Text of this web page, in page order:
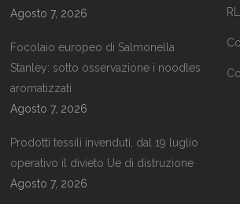
Agosto 7, 2026
Focolaio europeo di Salmonella
Stanley: sotto osservazione i noodles
aromatizzati
Agosto 7, 2026
Prodotti tessili invenduti, dal 19 luglio
operativo il divieto Ue di distruzione
Agosto 7, 2026